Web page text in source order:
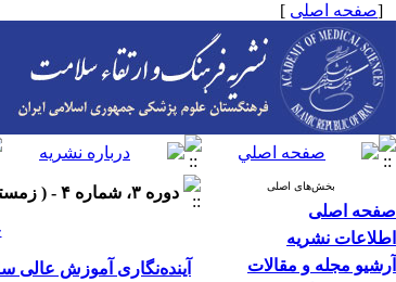
[صفحه اصلی ]
بخش‌های اصلی
صفحه اصلی
اطلاعات نشریه
آرشیو مجله و مقالات
دوره ۳، شماره ۴ - ( زمستان ۱۳۹۸ )
آینده‌نگاری آموزش عالی